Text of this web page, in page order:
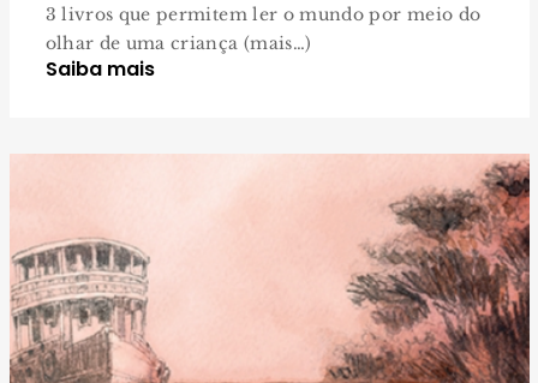
3 livros que permitem ler o mundo por meio do
olhar de uma criança (mais…)
Saiba mais